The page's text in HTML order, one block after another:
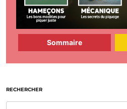
Sommaire
RECHERCHER